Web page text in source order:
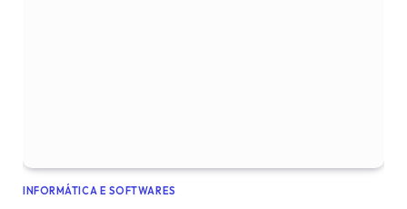
INFORMÁTICA E SOFTWARES